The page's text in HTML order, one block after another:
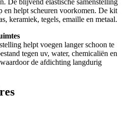
en helpt scheuren voorkomen. De kit
keramiek, tegels, emaille en metaal.
helpt voegen langer schoon te
tegen uv, water, chemicaliën en
de afdichting langdurig